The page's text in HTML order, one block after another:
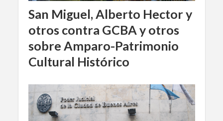
San Miguel, Alberto Hector y
otros contra GCBA y otros
sobre Amparo-Patrimonio
Cultural Histórico